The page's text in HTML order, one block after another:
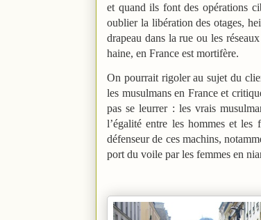
et quand ils font des opérations
oublier la libération des otages,
drapeau dans la rue ou les
haine, en France est mortifère.
On pourrait rigoler au sujet du
les musulmans en France et
pas se leurrer : les vrais
l’égalité entre les hommes et
défenseur de ces machins,
port du voile par les femmes en